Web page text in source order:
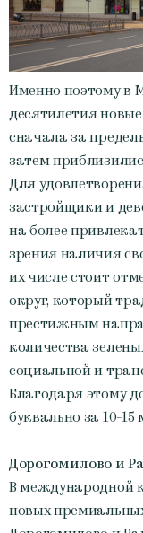
Именно поэтому в
десятилетия
сначала за
затем
Для
застройщики и
на более
зрения наличия
их числе стоит
округ, который
престижным
количества
социальной и
Благодаря этому
буквально за 10-15
Дорогомилово и
В международной
новых